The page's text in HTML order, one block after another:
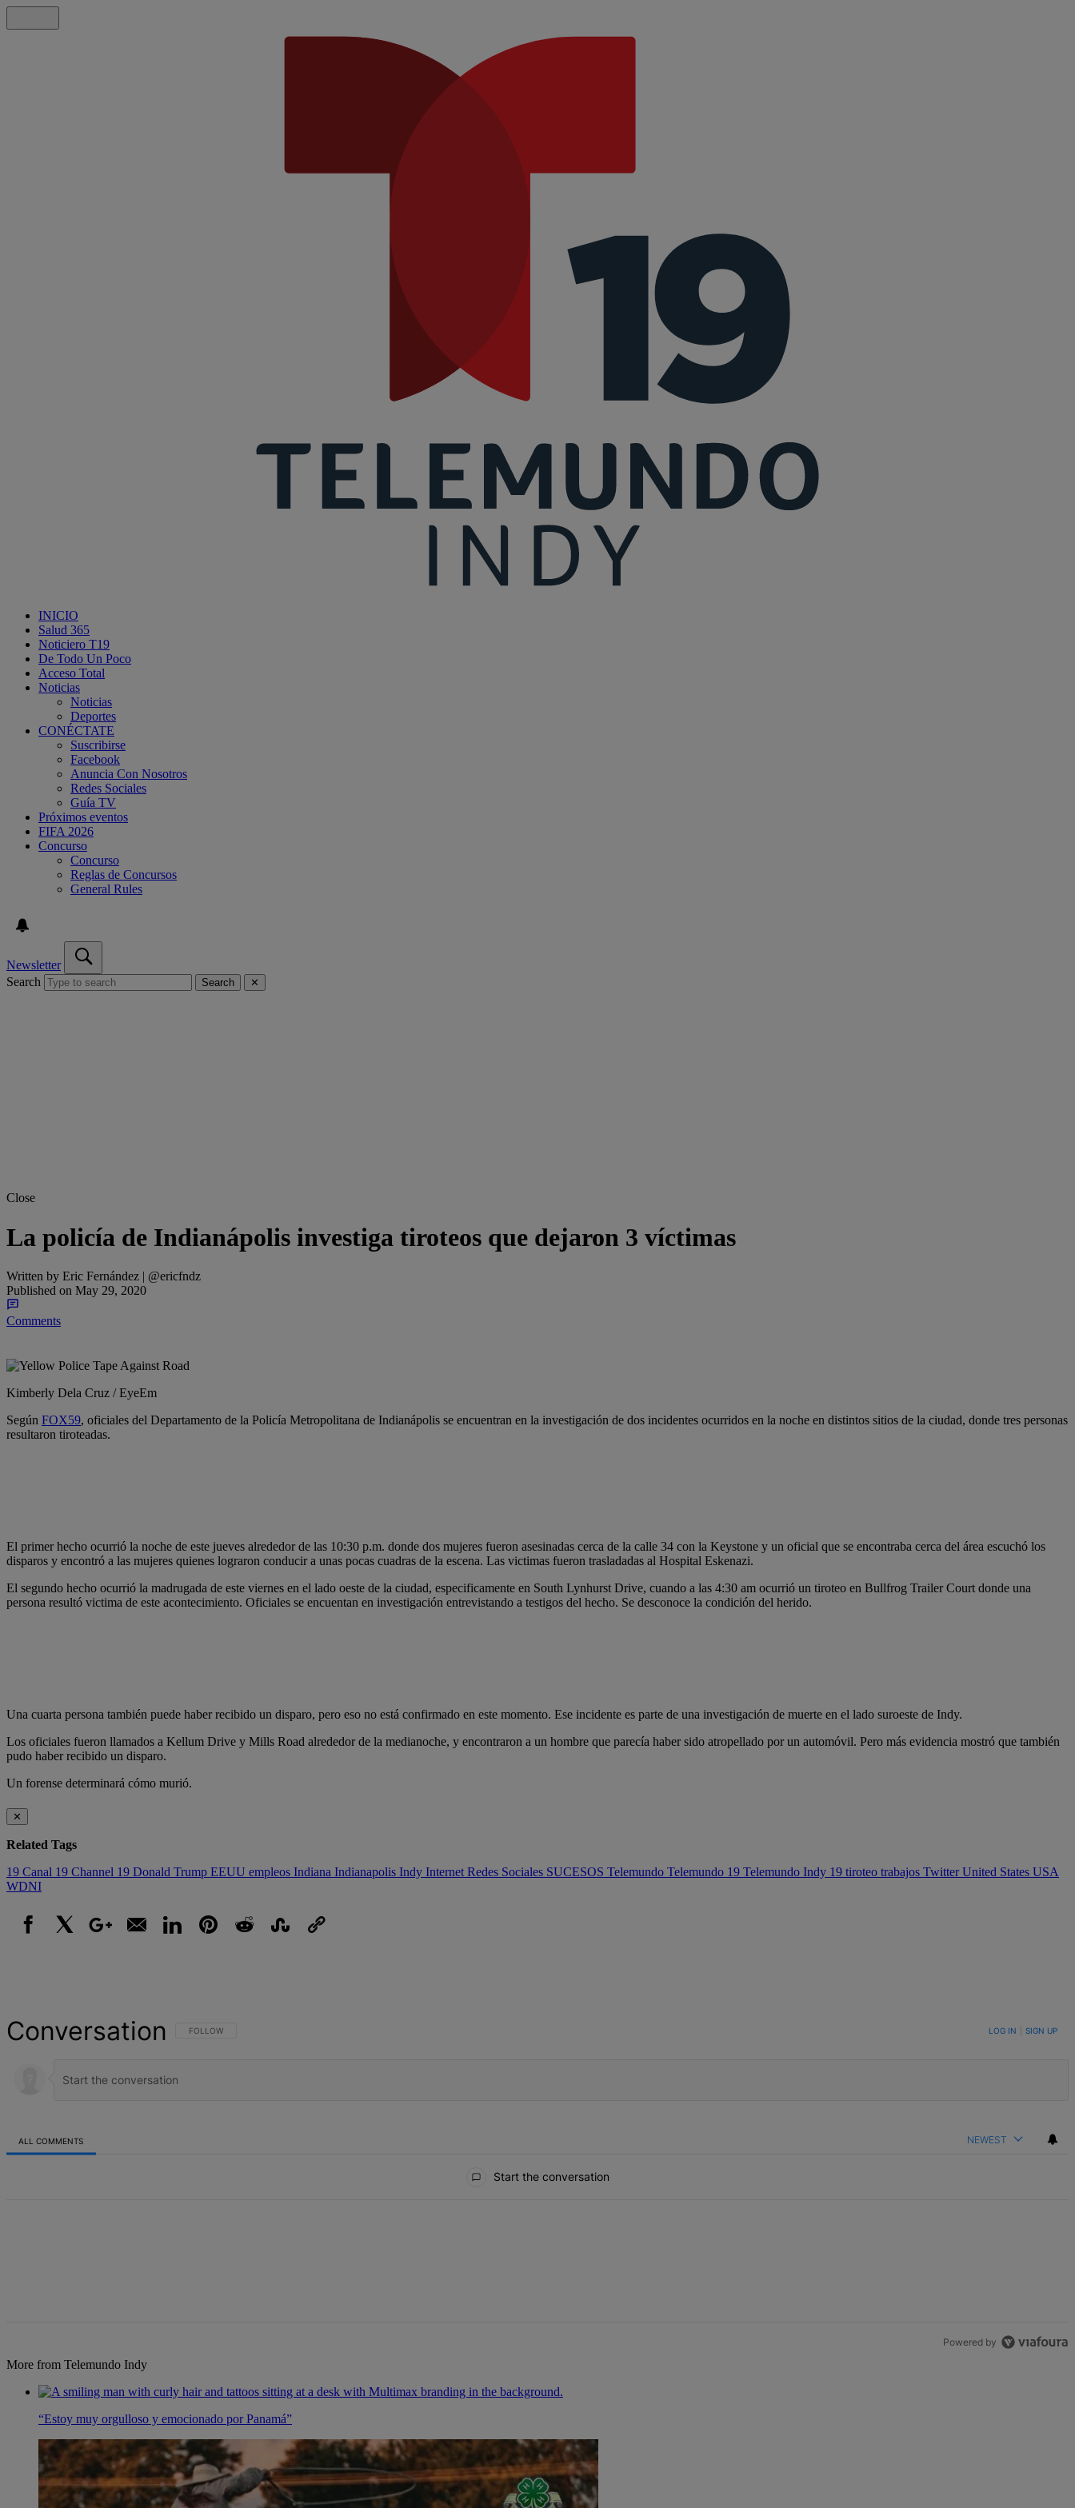
INICIO
Salud 365
Noticiero T19
De Todo Un Poco
Acceso Total
Noticias
Noticias
Deportes
CONÉCTATE
Suscribirse
Facebook
Anuncia Con Nosotros
Redes Sociales
Guía TV
Próximos eventos
FIFA 2026
Concurso
Concurso
Reglas de Concursos
General Rules
Newsletter
Search
Search ✕
Close
La policía de Indianápolis investiga tiroteos que dejaron 3 víctimas
Written by Eric Fernández | @ericfndz
Published on May 29, 2020
Comments
Kimberly Dela Cruz / EyeEm
Según FOX59, oficiales del Departamento de la Policía Metropolitana de Indianápolis se encuentran en la investigación de dos incidentes ocurridos en la noche en distintos sitios de la ciudad, donde tres personas
resultaron tiroteadas.
El primer hecho ocurrió la noche de este jueves alrededor de las 10:30 p.m. donde dos mujeres fueron asesinadas cerca de la calle 34 con la Keystone y un oficial que se encontraba cerca del área escuchó los
disparos y encontró a las mujeres quienes lograron conducir a unas pocas cuadras de la escena. Las victimas fueron trasladadas al Hospital Eskenazi.
El segundo hecho ocurrió la madrugada de este viernes en el lado oeste de la ciudad, especificamente en South Lynhurst Drive, cuando a las 4:30 am ocurrió un tiroteo en Bullfrog Trailer Court donde una
persona resultó victima de este acontecimiento. Oficiales se encuentan en investigación entrevistando a testigos del hecho. Se desconoce la condición del herido.
Una cuarta persona también puede haber recibido un disparo, pero eso no está confirmado en este momento. Ese incidente es parte de una investigación de muerte en el lado suroeste de Indy.
Los oficiales fueron llamados a Kellum Drive y Mills Road alrededor de la medianoche, y encontraron a un hombre que parecía haber sido atropellado por un automóvil. Pero más evidencia mostró que también
pudo haber recibido un disparo.
Un forense determinará cómo murió.
✕
Related Tags
19 Canal 19 Channel 19 Donald Trump EEUU empleos Indiana Indianapolis Indy Internet Redes Sociales SUCESOS Telemundo Telemundo 19 Telemundo Indy 19 tiroteo trabajos TwitterUnited States USA
WDNI
Conversation FOLLOW THIS CONVERSATION TO BE NOTIFIED WHEN NEW COMMENTS ARE POSTED
FOLLOW LOG IN SIGN UP
ALL COMMENTS NEWEST
Start the conversation
Powered by
More from Telemundo Indy
“Estoy muy orgulloso y emocionado por Panamá”